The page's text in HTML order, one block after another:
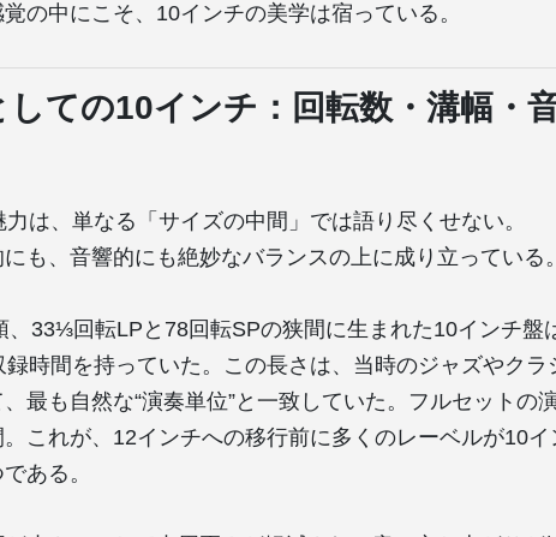
の中にこそ、10インチの美学は宿っている。
しての10インチ：回転数・溝幅・
は、単なる「サイズの中間」では語り尽くせない。
も、音響的にも絶妙なバランスの上に成り立っている。
、33⅓回転LPと78回転SPの狭間に生まれた10インチ盤
録時間を持っていた。この長さは、当時のジャズやクラ
、最も自然な“演奏単位”と一致していた。フルセットの
これが、12インチへの移行前に多くのレーベルが10イ
ある。